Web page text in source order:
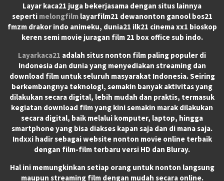
Layar kaca21 juga bekerjasama dengan situs lainnya
seperti melongfilmlayarfilm21 dewanonton ganool bos21
fmzm drakor indo animeku, dunia21 ilk21 cinema xx1 bioskop
keren semi movie juragan film 21 box office sub indo.
Layarkaca21 adalah situs nonton film paling populer di
Indonesia dan dunia yang menyediakan streaming dan
download film untuk seluruh masyarakat Indonesia. Seiring
berkembangnya teknologi, semakin banyak aktivitas yang
dilakukan secara digital, lebih mudah dan praktis, termasuk
kegiatan download film yang kini semakin marak dilakukan
secara digital, baik melalui komputer, laptop, hingga
smartphone yang bisa diakses kapan saja dan di mana saja.
Indxxi hadir sebagai website nonton movie online terbaik
dengan film-film terbaru versi HD dan Bluray.
Hal ini memungkinkan setiap orang untuk nonton langsung
maupun streaming film dengan mudah secara online.